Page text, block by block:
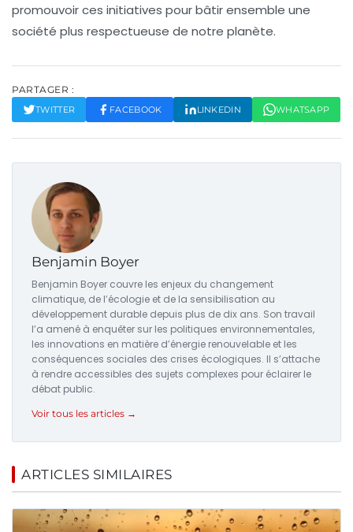
promouvoir ces initiatives pour bâtir ensemble une
société plus respectueuse de notre planète.
PARTAGER :
TWITTER FACEBOOK LINKEDIN WHATSAPP
Benjamin Boyer
Benjamin Boyer couvre les enjeux du changement
climatique, de l’écologie et de la sensibilisation au
développement durable depuis plus de dix ans. Son travail
l’a amené à enquêter sur les politiques environnementales,
les innovations en matière d’énergie renouvelable et les
conséquences sociales des crises écologiques. Il s’attache
à rendre accessibles des sujets complexes pour éclairer le
débat public.
Voir tous les articles →
ARTICLES SIMILAIRES